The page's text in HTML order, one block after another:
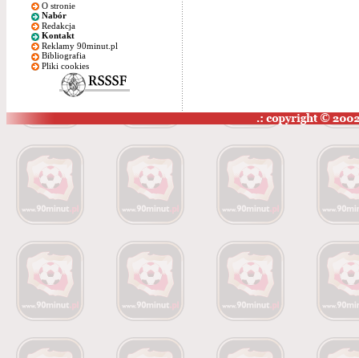
O stronie
Nabór
Redakcja
Kontakt
Reklamy 90minut.pl
Bibliografia
Pliki cookies